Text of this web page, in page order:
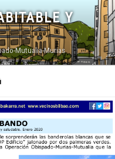
Y
Mutualia-Murias